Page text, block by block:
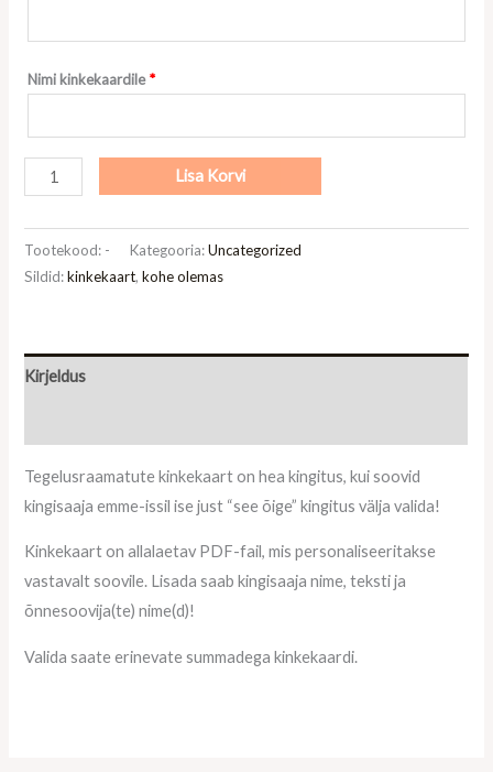
Nimi kinkekaardile*
Lisa Korvi
Tootekood: - Kategooria:Uncategorized
Sildid:kinkekaart,kohe olemas
Kirjeldus
Tegelusraamatute kinkekaart on hea kingitus, kui soovid
kingisaaja emme-issil ise just “see õige” kingitus välja valida!
Kinkekaart on allalaetav PDF-fail, mis personaliseeritakse
vastavalt soovile. Lisada saab kingisaaja nime, teksti ja
õnnesoovija(te) nime(d)!
Valida saate erinevate summadega kinkekaardi.